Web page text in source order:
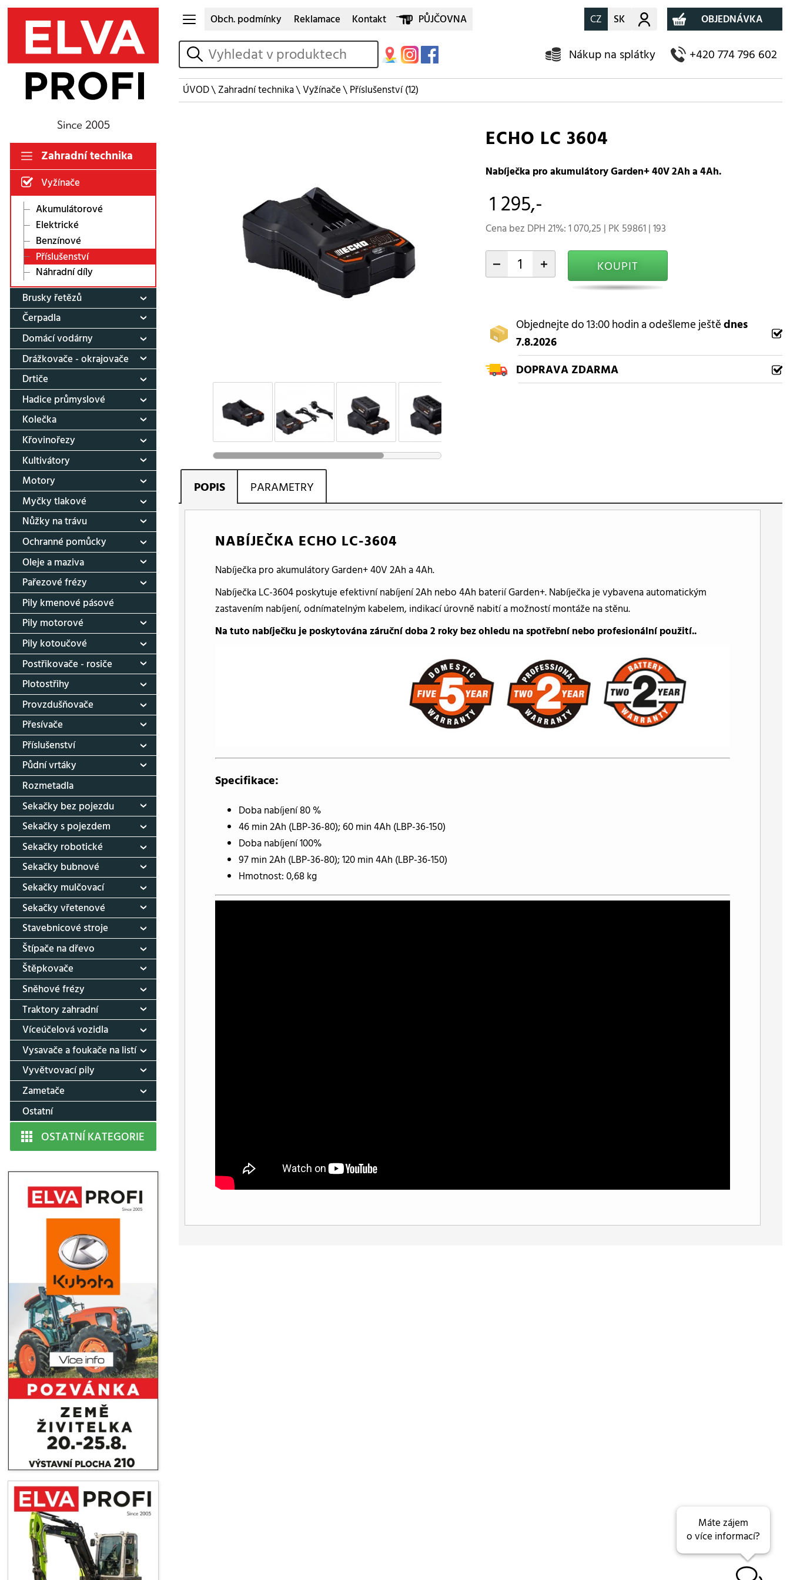
Zahradní technika
Vyžínače
Akumulátorové
Elektrické
Benzínové
Příslušenství
Náhradní díly
Brusky řetězů
Čerpadla
Domácí vodárny
Drážkovače - okrajovače
Drtiče
Hadice průmyslové
Kolečka
Křovinořezy
Kultivátory
Motory
Myčky tlakové
Nůžky na trávu
Ochranné pomůcky
Oleje a maziva
Pařezové frézy
Pily kmenové pásové
Pily motorové
Pily kotoučové
Postřikovače - rosiče
Plotostřihy
Provzdušňovače
Přesívače
Příslušenství
Půdní vrtáky
Rozmetadla
Sekačky bez pojezdu
Sekačky s pojezdem
Sekačky robotické
Sekačky bubnové
Sekačky mulčovací
Sekačky vřetenové
Stavebnicové stroje
Štípače na dřevo
Štěpkovače
Sněhové frézy
Traktory zahradní
Víceúčelová vozidla
Vysavače a foukače na listí
Vyvětvovací pily
Zametače
Ostatní
OSTATNÍ KATEGORIE
Obch. podmínky Reklamace Kontakt PŮJČOVNA CZ SK Můj účet OBJEDNÁVKA
vyhledat Nákup na splátky +420 774 796 602
ÚVOD\Zahradní technika\Vyžínače\Příslušenství(12)
ECHO LC 3604
Nabíječka pro akumulátory Garden+ 40V 2Ah a 4Ah.
1 295,-
Cena bez DPH 21%: 1 070,25 | PK 59861 | 193
- + KOUPIT
Objednejte do 13:00 hodin a odešleme ještědnes
7.8.2026
DOPRAVA ZDARMA
POPIS PARAMETRY
NABÍJEČKA ECHO LC-3604
Nabíječka pro akumulátory Garden+ 40V 2Ah a 4Ah.
Nabíječka LC-3604 poskytuje efektivní nabíjení 2Ah nebo 4Ah baterií Garden+. Nabíječka je vybavena automatickým
zastavením nabíjení, odnímatelným kabelem, indikací úrovně nabití a možností montáže na stěnu.
Na tuto nabíječku je poskytována záruční doba 2 roky bez ohledu na spotřební nebo profesionální použití..
Specifikace:
Doba nabíjení 80 %
46 min 2Ah (LBP-36-80); 60 min 4Ah (LBP-36-150)
Doba nabíjení 100%
97 min 2Ah (LBP-36-80); 120 min 4Ah (LBP-36-150)
Hmotnost: 0,68 kg
Máte zájem
o více informací?